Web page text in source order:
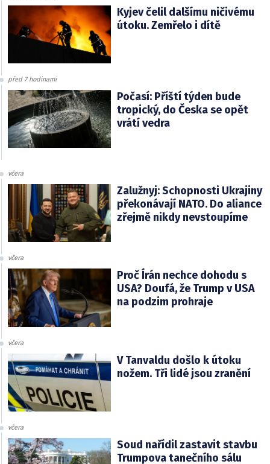
Kyjev čelil dalšímu ničivému
útoku. Zemřelo i dítě
před 7 hodinami
Počasí: Příští týden bude
tropický, do Česka se opět
vrátí vedra
včera
Zalužnyj: Schopnosti Ukrajiny
překonávají NATO. Do aliance
zřejmě nikdy nevstoupíme
včera
Proč Írán nechce dohodu s
USA? Doufá, že Trump v USA
na podzim prohraje
včera
V Tanvaldu došlo k útoku
nožem. Tři lidé jsou zranění
včera
Soud nařídil zastavit stavbu
Trumpova tanečního sálu